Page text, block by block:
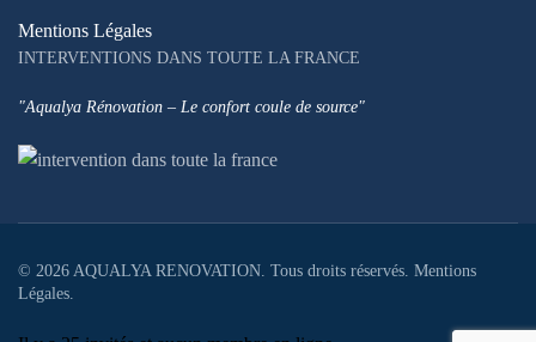
Mentions Légales
INTERVENTIONS DANS TOUTE LA FRANCE
"Aqualya Rénovation – Le confort coule de source"
© 2026 AQUALYA RENOVATION. Tous droits réservés. Mentions
Légales.